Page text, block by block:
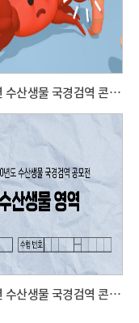
2020년 수산생물 국경검역 콘텐츠 공모전
2020년 수산생물 국경검역 콘텐츠 공모전